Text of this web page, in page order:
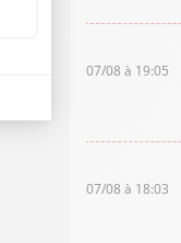
07/08 à 19:05
07/08 à 18:03